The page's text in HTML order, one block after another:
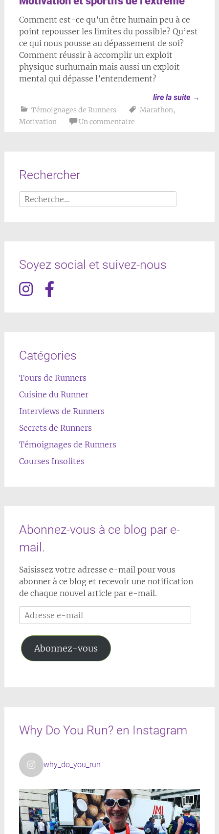
Comment est-ce qu’un être humain peu à ce
point repousser les limites du possible? Qu’est
ce qui nous pousse au dépassement de soi?
Comment réussir à accomplir un exploit
physique surhumain mais aussi un exploit
mental qui dépasse l’entendement?
lire la suite →
Témoignages de Runners Marathon,
Motivation
Un commentaire
Rechercher
Rechercher :
Soyez social et suivez-nous
Catégories
Tours de Runners
Cuisine du Runner
Interviews de Runners
Secrets de Runners
Témoignages de Runners
Courses Insolites
Abonnez-vous à ce blog par e-
mail.
Saisissez votre adresse e-mail pour vous
abonner à ce blog et recevoir une notification
de chaque nouvel article par e-mail.
Adresse
e-
mail
Abonnez-vous
Why Do You Run? en Instagram
why_do_you_run